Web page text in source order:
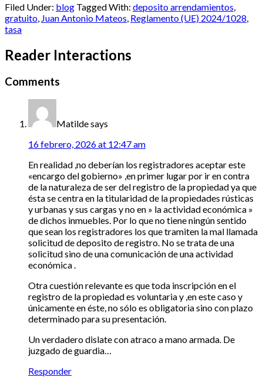
Filed Under: blog Tagged With: deposito arrendamientos,
gratuito, Juan Antonio Mateos, Reglamento (UE) 2024/1028,
tasa
Reader Interactions
Comments
Matildesays
16 febrero, 2026 at 12:47 am
En realidad ,no deberían los registradores aceptar este
«encargo del gobierno» ,en primer lugar por ir en contra
de la naturaleza de ser del registro de la propiedad ya que
ésta se centra en la titularidad de la propiedades rústicas
y urbanas y sus cargas y no en » la actividad económica »
de dichos inmuebles. Por lo que no tiene ningún sentido
que sean los registradores los que tramiten la mal llamada
solicitud de deposito de registro. No se trata de una
solicitud sino de una comunicación de una actividad
económica .
Otra cuestión relevante es que toda inscripción en el
registro de la propiedad es voluntaria y ,en este caso y
únicamente en éste, no sólo es obligatoria sino con plazo
determinado para su presentación.
Un verdadero dislate con atraco a mano armada. De
juzgado de guardia…
Responder